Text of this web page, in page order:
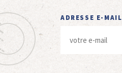
ADRESSE E-MAIL